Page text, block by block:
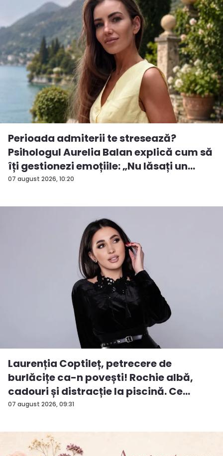
07 august 2026, 10:20
Perioada admiterii te stresează?
Psihologul Aurelia Balan explică cum să
îți gestionezi emoțiile: „Nu lăsați un
rezu...
07 august 2026, 09:31
Laurenția Coptileț, petrecere de
burlăcițe ca-n povești! Rochie albă,
cadouri și distracție la piscină. Ce
surp...